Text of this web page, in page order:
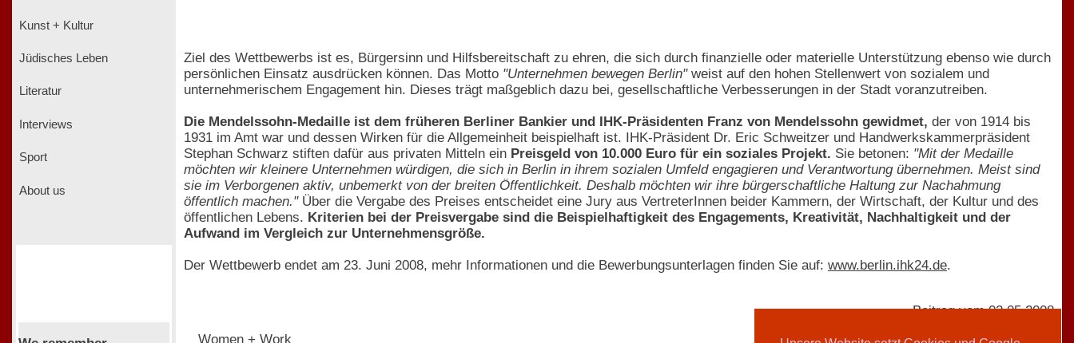
Kunst + Kultur
Jüdisches Leben
Literatur
Interviews
Sport
About us
Ziel des Wettbewerbs ist es, Bürgersinn und Hilfsbereitschaft zu ehren, die sich durch finanzielle oder materielle Unterstützung ebenso wie durch
persönlichen Einsatz ausdrücken können. Das Motto "Unternehmen bewegen Berlin"weist auf den hohen Stellenwert von sozialem und
unternehmerischem Engagement hin. Dieses trägt maßgeblich dazu bei, gesellschaftliche Verbesserungen in der Stadt voranzutreiben.
Die Mendelssohn-Medaille ist dem früheren Berliner Bankier und IHK-Präsidenten Franz von Mendelssohn gewidmet, der von 1914 bis
1931 im Amt war und dessen Wirken für die Allgemeinheit beispielhaft ist. IHK-Präsident Dr. Eric Schweitzer und Handwerkskammerpräsident
Stephan Schwarz stiften dafür aus privaten Mitteln ein Preisgeld von 10.000 Euro für ein soziales Projekt. Sie betonen: "Mit der Medaille
möchten wir kleinere Unternehmen würdigen, die sich in Berlin in ihrem sozialen Umfeld engagieren und Verantwortung übernehmen. Meist sind
sie im Verborgenen aktiv, unbemerkt von der breiten Öffentlichkeit. Deshalb möchten wir ihre bürgerschaftliche Haltung zur Nachahmung
öffentlich machen."Über die Vergabe des Preises entscheidet eine Jury aus VertreterInnen beider Kammern, der Wirtschaft, der Kultur und des
öffentlichen Lebens. Kriterien bei der Preisvergabe sind die Beispielhaftigkeit des Engagements, Kreativität, Nachhaltigkeit und der
Aufwand im Vergleich zur Unternehmensgröße.
Der Wettbewerb endet am 23. Juni 2008, mehr Informationen und die Bewerbungsunterlagen finden Sie auf: www.berlin.ihk24.de.
Women + Work
Beitrag vom 02.05.2008